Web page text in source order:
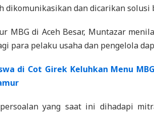
dikomunikasikan dan dicarikan solusi
MBG di Aceh Besar, Muntazar
para pelaku usaha dan pengelola
di Cot Girek Keluhkan Menu
yang saat ini dihadapi